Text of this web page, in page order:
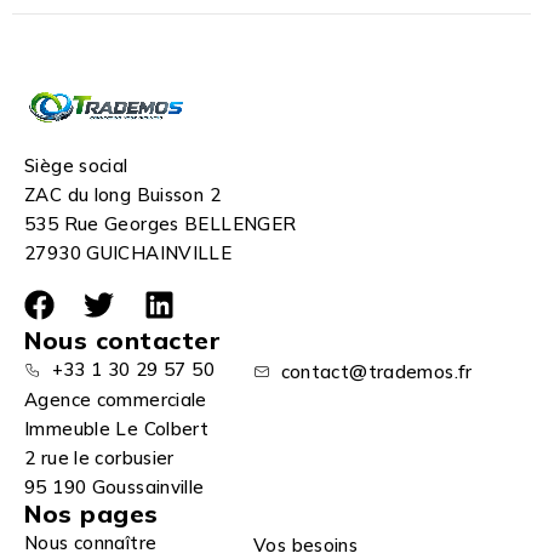
Siège social
ZAC du long Buisson 2
535 Rue Georges BELLENGER
27930 GUICHAINVILLE
Nous contacter
+33 1 30 29 57 50
contact@trademos.fr
Agence commerciale
Immeuble Le Colbert
2 rue le corbusier
95 190 Goussainville
Nos pages
Nous connaître
Vos besoins